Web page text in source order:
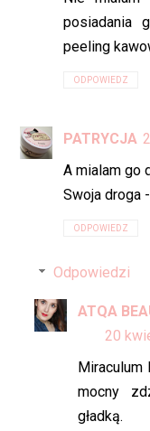
posiadania
peeling
ODPOWIEDZ
PATRYCJA
A mialam go
Swoja droga
ODPOWIEDZ
Odpowiedzi
ATQA
20
mocny
gładką.